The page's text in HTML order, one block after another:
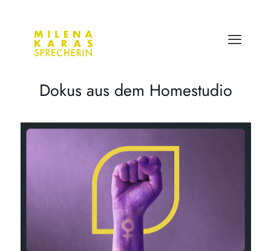
Dokus aus dem Homestudio